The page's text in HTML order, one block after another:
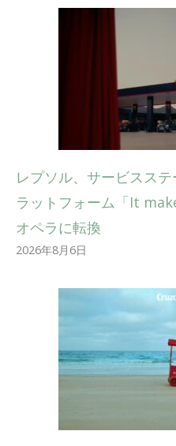
レプソル、サービスス
ラットフォーム「It
オペラに転換
2026年8月6日